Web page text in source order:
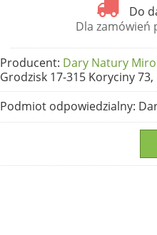
Do
Dla zamówień
Producent: Dary Natury
Grodzisk 17-315 Koryciny
Podmiot odpowiedzialny: